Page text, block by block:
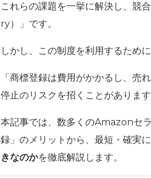
これらの課題を一挙に解決し、競
ry）」 です。
しかし、この制度を利用するため
「商標登録は費用がかかるし、売
停止のリスクを招くことがあります
本記事では、数多くのAmazonセ
録」のメリットから、最短・確実
きなのかを徹底解説します。